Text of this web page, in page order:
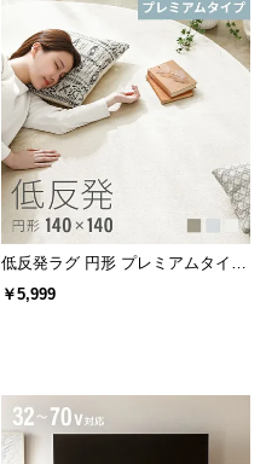
低反発ラグ 円形 プレミアムタイプ
140×140cm
￥5,999